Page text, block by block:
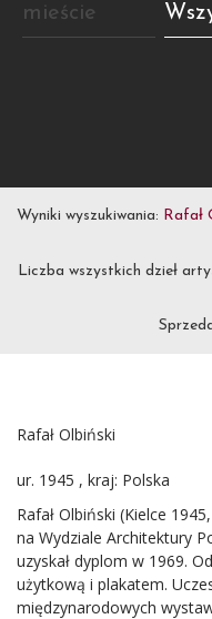
mieście
Wyniki wyszukiwania: Rafał
Liczba wszystkich dzieł
Rafał Olbiński
ur. 1945 , kraj: Polska
Rafał Olbiński (Kielce
na Wydziale Architektury
uzyskał dyplom w 1969.
użytkową i plakatem.
międzynarodowych